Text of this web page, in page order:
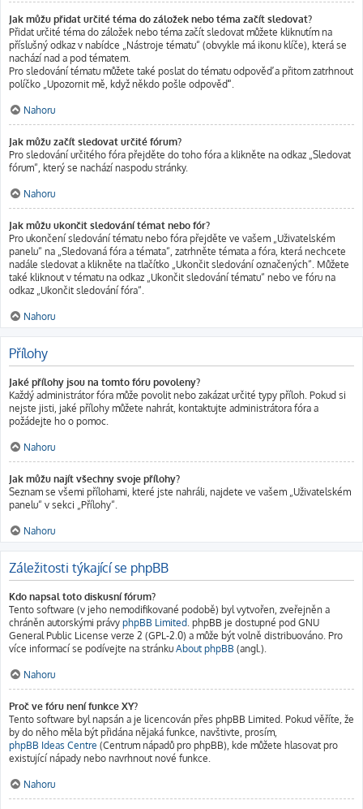
Jak můžu přidat určité téma do záložek nebo téma začít sledovat?
Přidat určité téma do záložek nebo téma začít sledovat můžete kliknutím na
příslušný odkaz v nabídce „Nástroje tématu“ (obvykle má ikonu klíče), která se
nachází nad a pod tématem.
Pro sledování tématu můžete také poslat do tématu odpověď a přitom zatrhnout
políčko „Upozornit mě, když někdo pošle odpověď“.
Nahoru
Jak můžu začít sledovat určité fórum?
Pro sledování určitého fóra přejděte do toho fóra a klikněte na odkaz „Sledovat
fórum“, který se nachází naspodu stránky.
Nahoru
Jak můžu ukončit sledování témat nebo fór?
Pro ukončení sledování tématu nebo fóra přejděte ve vašem „Uživatelském
panelu“ na „Sledovaná fóra a témata“, zatrhněte témata a fóra, která nechcete
nadále sledovat a klikněte na tlačítko „Ukončit sledování označených“. Můžete
také kliknout v tématu na odkaz „Ukončit sledování tématu“ nebo ve fóru na
odkaz „Ukončit sledování fóra“.
Nahoru
Přílohy
Jaké přílohy jsou na tomto fóru povoleny?
Každý administrátor fóra může povolit nebo zakázat určité typy příloh. Pokud si
nejste jisti, jaké přílohy můžete nahrát, kontaktujte administrátora fóra a
požádejte ho o pomoc.
Nahoru
Jak můžu najít všechny svoje přílohy?
Seznam se všemi přílohami, které jste nahráli, najdete ve vašem „Uživatelském
panelu“ v sekci „Přílohy“.
Nahoru
Záležitosti týkající se phpBB
Kdo napsal toto diskusní fórum?
Tento software (v jeho nemodifikované podobě) byl vytvořen, zveřejněn a
chráněn autorskými právy phpBB Limited. phpBB je dostupné pod GNU
General Public License verze 2 (GPL-2.0) a může být volně distribuováno. Pro
více informací se podívejte na stránku About phpBB (angl.).
Nahoru
Proč ve fóru není funkce XY?
Tento software byl napsán a je licencován přes phpBB Limited. Pokud věříte, že
by do něho měla být přidána nějaká funkce, navštivte, prosím,
phpBB Ideas Centre (Centrum nápadů pro phpBB), kde můžete hlasovat pro
existující nápady nebo navrhnout nové funkce.
Nahoru